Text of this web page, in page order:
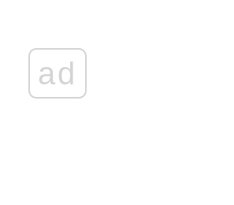
ad